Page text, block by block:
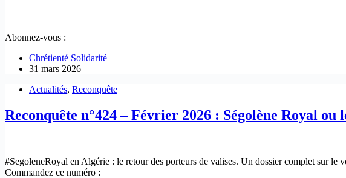
Abonnez-vous :
Chrétienté Solidarité
31 mars 2026
Actualités, Reconquête
Reconquête n°424 – Février 2026 : Ségolène Royal
#SegoleneRoyal en Algérie : le retour des porteurs de valises. Un dossier complet sur le
Commandez ce numéro :